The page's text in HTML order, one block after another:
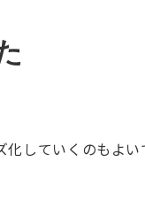
化していくのもよ